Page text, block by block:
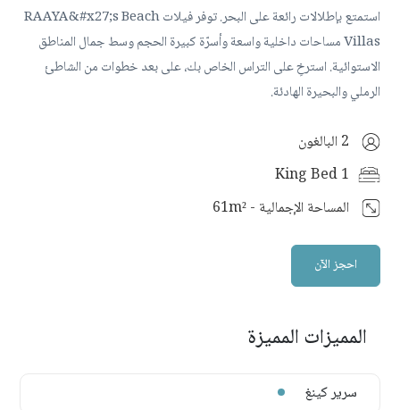
استمتع بإطلالات رائعة على البحر. توفر فيلات RAAYA&#x27;s Beach
Villas مساحات داخلية واسعة وأسرّة كبيرة الحجم وسط جمال المناطق
الاستوائية. استرخِ على التراس الخاص بك، على بعد خطوات من الشاطئ
الرملي والبحيرة الهادئة.
2 البالغون
1 King Bed
المساحة الإجمالية -
61m²
احجز الآن
المميزات المميزة
سرير كينغ